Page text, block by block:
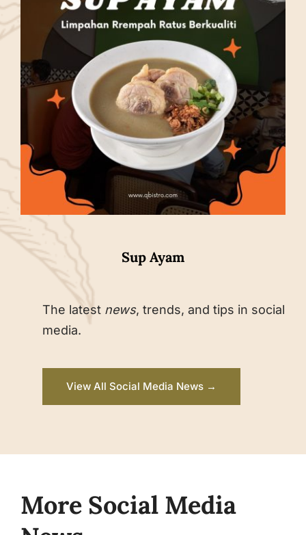
The latest news, trends, and tips in social
media.
View All Social Media News →
Sup Ayam
More Social Media